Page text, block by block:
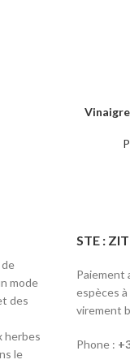
mode
des
herbes
le
STE :
Paiement
espèces à
virement
Phone :